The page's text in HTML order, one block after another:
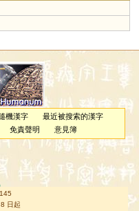
機漢字
最近被搜索的漢字
免責聲明 意見簿
日起